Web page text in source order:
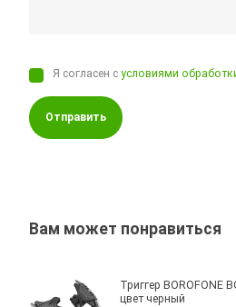
Я согласен сусловиями
Отправить
Вам может понравиться
Триггер BOROFONE
цвет черный